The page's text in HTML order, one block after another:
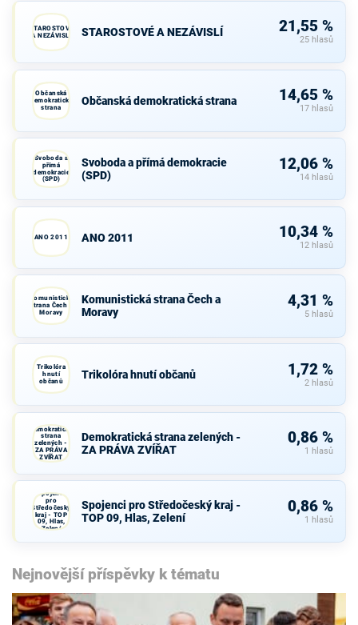
STAROSTOVÉ
A NEZÁVISLÍ
STAROSTOVÉ A NEZÁVISLÍ 21,55 %
25 hlasů
Občanská
demokratická
strana
Občanská demokratická strana 14,65 %
17 hlasů
Svoboda a
přímá
demokracie
(SPD)
Svoboda a přímá demokracie
(SPD)
12,06 %
14 hlasů
ANO 2011 ANO 2011 10,34 %
12 hlasů
Komunistická
strana Čech a
Moravy
Komunistická strana Čech a
Moravy
4,31 %
5 hlasů
Trikolóra
hnutí
občanů
Trikolóra hnutí občanů 1,72 %
2 hlasů
Demokratická
strana
zelených -
ZA PRÁVA
ZVÍŘAT
Demokratická strana zelených -
ZA PRÁVA ZVÍŘAT
0,86 %
1 hlasů
Spojenci
pro
Středočeský
kraj - TOP
09, Hlas,
Zelení
Spojenci pro Středočeský kraj -
TOP 09, Hlas, Zelení
0,86 %
1 hlasů
Nejnovější příspěvky k tématu